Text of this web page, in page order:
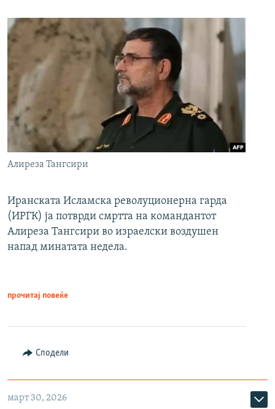
Алиреза Тангсири
Иранската Исламска револуционерна гарда
(ИРГК) ја потврди смртта на командантот
Алиреза Тангсири во израелски воздушен
напад минатата недела.
прочитај повеќе
Сподели
март 30, 2026